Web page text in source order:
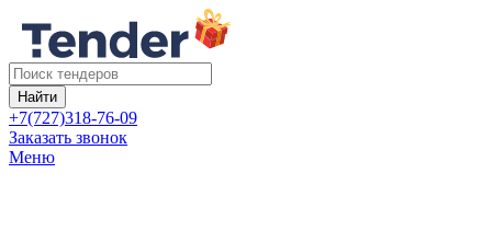
Найти
+7(727)318-76-09
Заказать звонок
Меню